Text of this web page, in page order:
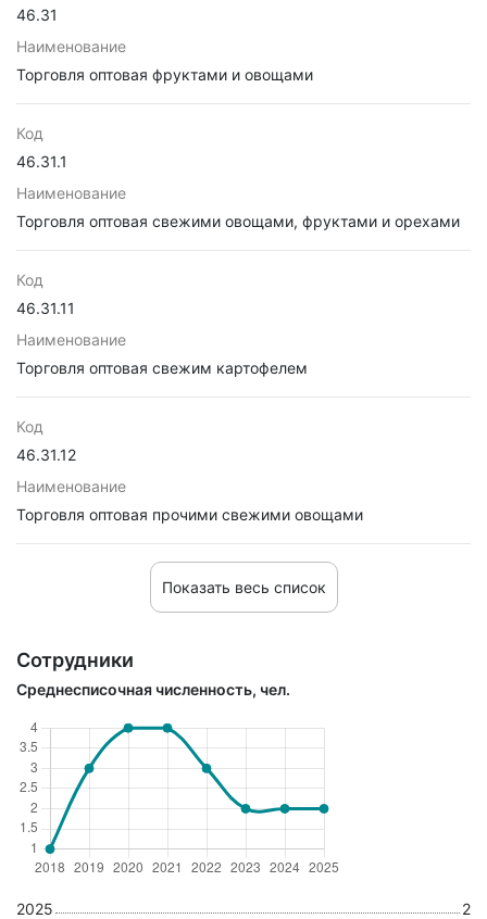
46.31
Наименование
Торговля оптовая фруктами и овощами
Код
46.31.1
Наименование
Торговля оптовая свежими овощами, фруктами и орехами
Код
46.31.11
Наименование
Торговля оптовая свежим картофелем
Код
46.31.12
Наименование
Торговля оптовая прочими свежими овощами
Показать весь список
Сотрудники
Среднесписочная численность, чел.
2025
2